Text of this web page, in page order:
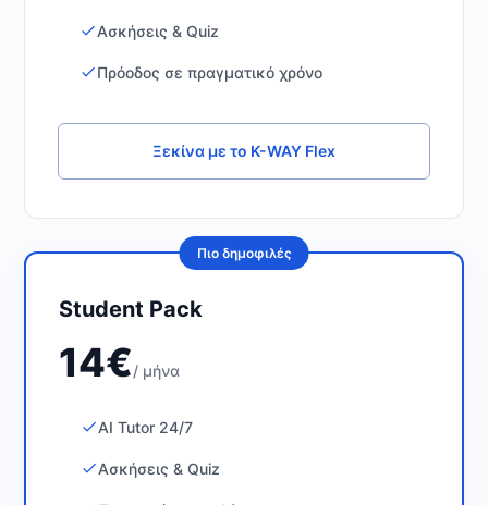
Ασκήσεις & Quiz
Πρόοδος σε πραγματικό χρόνο
Ξεκίνα με το K-WAY Flex
Πιο δημοφιλές
Student Pack
14€/ μήνα
AI Tutor 24/7
Ασκήσεις & Quiz